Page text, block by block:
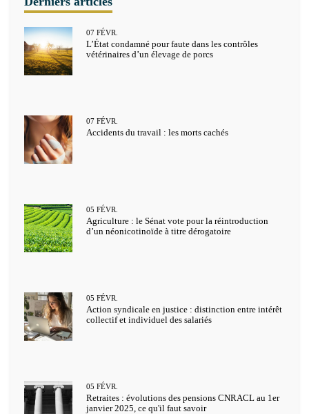
L’État condamné pour faute dans les contrôles
vétérinaires d’un élevage de porcs
07 FÉVR.
Accidents du travail : les morts cachés
07 FÉVR.
Agriculture : le Sénat vote pour la réintroduction
d’un néonicotinoïde à titre dérogatoire
05 FÉVR.
Action syndicale en justice : distinction entre intérêt
collectif et individuel des salariés
05 FÉVR.
Retraites : évolutions des pensions CNRACL au 1er
janvier 2025, ce qu'il faut savoir
05 FÉVR.